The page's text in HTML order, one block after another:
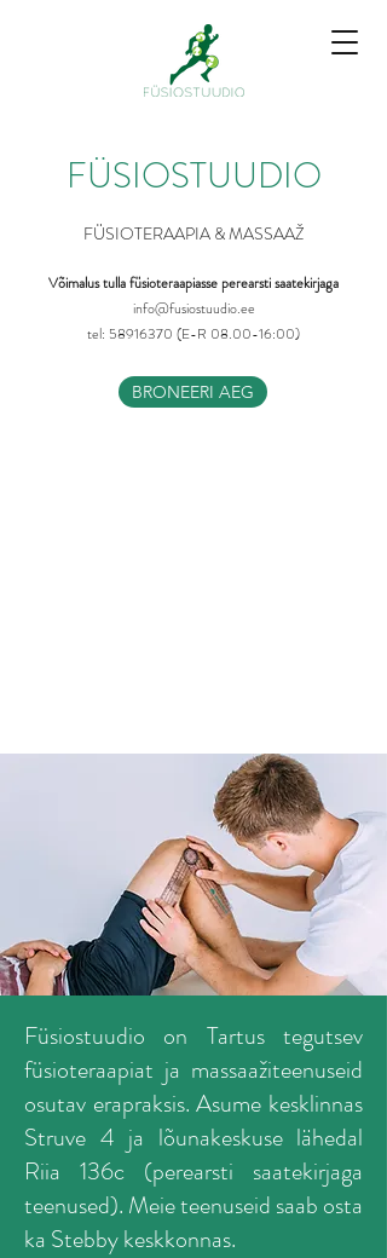
FÜSIOSTUUDIO
FÜSIOTERAAPIA & MASSAAŽ
Võimalus tulla füsioteraapiasse perearsti saatekirjaga
info@fusiostuudio.ee
tel: 58916370 (E-R 08.00-16:00)
BRONEERI AEG
Füsiostuudio on Tartus tegutsev
füsioteraapiat ja massaažiteenuseid
osutav erapraksis. Asume kesklinnas
Struve 4 ja lõunakeskuse lähedal
Riia 136c (perearsti saatekirjaga
teenused). Meie teenuseid saab osta
ka Stebby keskkonnas.